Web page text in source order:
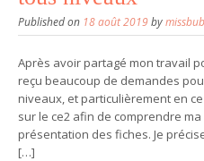
Published on 18 août 2019by
Après avoir partagé mon travail
reçu beaucoup de demandes
niveaux, et particulièrement en
sur le ce2 afin de comprendre
présentation des fiches. Je
[…]